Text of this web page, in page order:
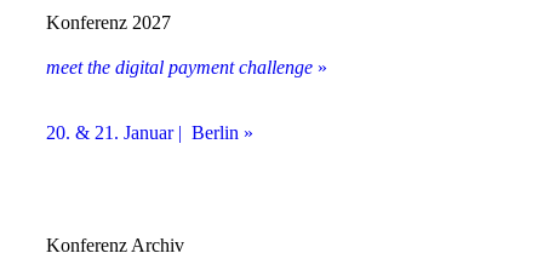
Konferenz 2027
meet the digital payment challenge »
20. & 21. Januar | Berlin »
Konferenz Archiv